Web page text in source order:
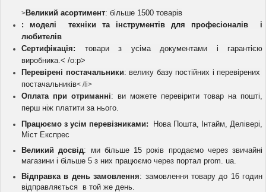
>Великий асортимент: більше 1500 товарів
: моделі техніки та інструментів для професіоналів і
любителів
Сертифікація: товари з усіма документами і гарантією
виробника.< /o:p>
Перевірені постачальники: велику базу постійних і перевірених
постачальників< /li>
Оплата при отриманні: ви можете перевірити товар на пошті,
перш ніж платити за нього.
Працюємо з усім перевізниками:
Нова Пошта, Інтайм, Делівері,
Міст Експрес
Великий досвід: ми більше 15 років продаємо через звичайні
магазини і більше 5 з них працюємо через портал prom. ua.
Відправка в день замовлення: замовлення товару до 16 годин
відправляється в той же день.